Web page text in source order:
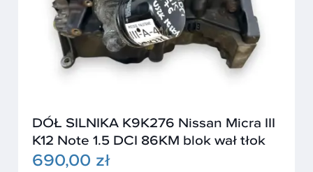
DÓŁ SILNIKA K9K276 Nissan Micra III
K12 Note 1.5 DCI 86KM blok wał tłok
690,00 zł